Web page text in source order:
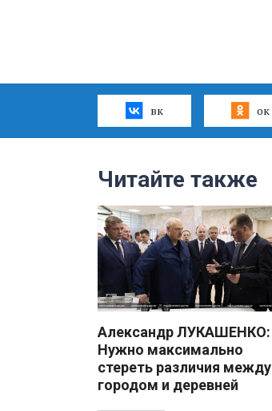
вк ок
Читайте также
Александр ЛУКАШЕНКО:
Нужно максимально
стереть различия между
городом и деревней